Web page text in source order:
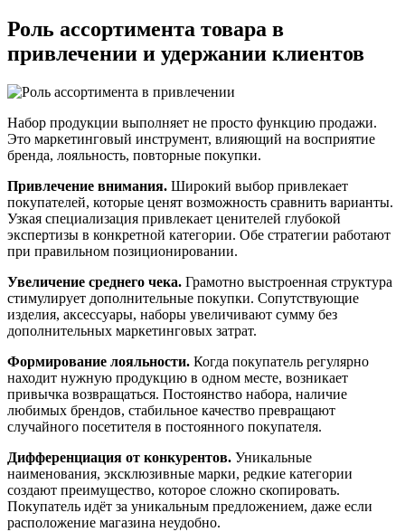
Роль ассортимента товара в
привлечении и удержании клиентов
Набор продукции выполняет не просто функцию продажи.
Это маркетинговый инструмент, влияющий на восприятие
бренда, лояльность, повторные покупки.
Привлечение внимания. Широкий выбор привлекает
покупателей, которые ценят возможность сравнить варианты.
Узкая специализация привлекает ценителей глубокой
экспертизы в конкретной категории. Обе стратегии работают
при правильном позиционировании.
Увеличение среднего чека. Грамотно выстроенная структура
стимулирует дополнительные покупки. Сопутствующие
изделия, аксессуары, наборы увеличивают сумму без
дополнительных маркетинговых затрат.
Формирование лояльности. Когда покупатель регулярно
находит нужную продукцию в одном месте, возникает
привычка возвращаться. Постоянство набора, наличие
любимых брендов, стабильное качество превращают
случайного посетителя в постоянного покупателя.
Дифференциация от конкурентов. Уникальные
наименования, эксклюзивные марки, редкие категории
создают преимущество, которое сложно скопировать.
Покупатель идёт за уникальным предложением, даже если
расположение магазина неудобно.